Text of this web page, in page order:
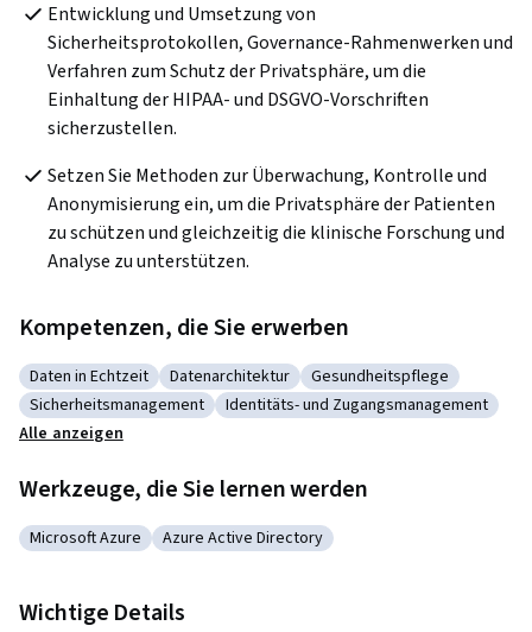
Entwicklung und Umsetzung von
Sicherheitsprotokollen, Governance-Rahmenwerken und
Verfahren zum Schutz der Privatsphäre, um die
Einhaltung der HIPAA- und DSGVO-Vorschriften
sicherzustellen.
Setzen Sie Methoden zur Überwachung, Kontrolle und
Anonymisierung ein, um die Privatsphäre der Patienten
zu schützen und gleichzeitig die klinische Forschung und
Analyse zu unterstützen.
Kompetenzen, die Sie erwerben
Kategorie: Daten in Echtzeit
Daten in Echtzeit Kategorie: Datenarchitektur
Datenarchitektur Kategorie:
Gesundheitspflege
Kategorie: Sicherheitsmanagement
Sicherheitsmanagement Kategorie: Identitäts- und
Identitäts- und Zugangsmanagement
Alle anzeigen
Werkzeuge, die Sie lernen werden
Kategorie: Microsoft Azure
Microsoft Azure Kategorie: Azure Active Directory
Azure Active Directory
Wichtige Details